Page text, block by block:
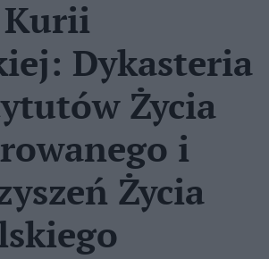
Kurii
Dykasteria
Życia
i
Życia